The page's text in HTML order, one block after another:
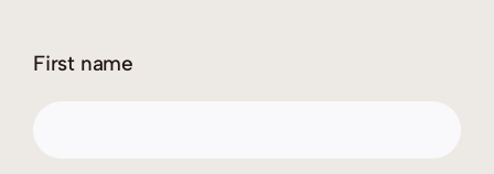
First name